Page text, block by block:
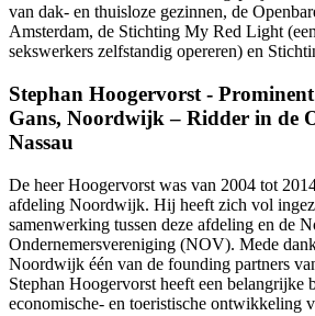
van dak- en thuisloze gezinnen, de
Amsterdam, de Stichting My Red Light
sekswerkers zelfstandig opereren) en
Stephan Hoogervorst -
Gans, Noordwijk – Ridder in de
Nassau
De heer Hoogervorst was van 2004 tot
afdeling Noordwijk. Hij heeft zich vol
samenwerking tussen deze afdeling en de
Ondernemersvereniging (NOV). Mede
Noordwijk één van de founding partners
Stephan Hoogervorst heeft een belangrijke
economische- en toeristische ontwikkeling